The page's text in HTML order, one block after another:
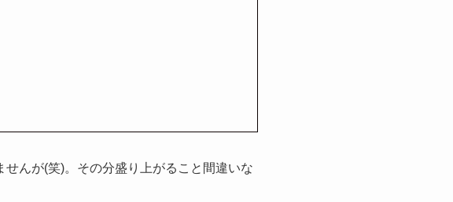
んが(笑)。その分盛り上がること間違いな